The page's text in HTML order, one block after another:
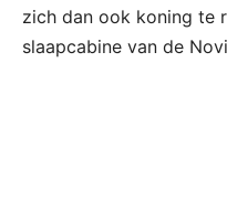
zich dan ook koning te
slaapcabine van de